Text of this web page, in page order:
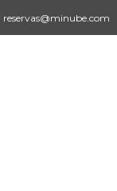
reservas@minube.com